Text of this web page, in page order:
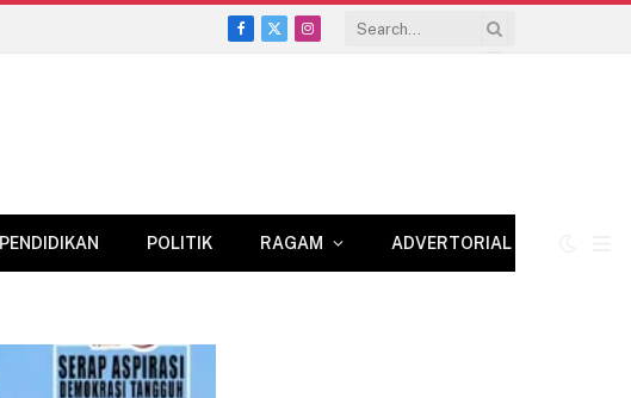
Facebook
X
Instagram
PENDIDIKAN POLITIK RAGAM ADVERTORIAL